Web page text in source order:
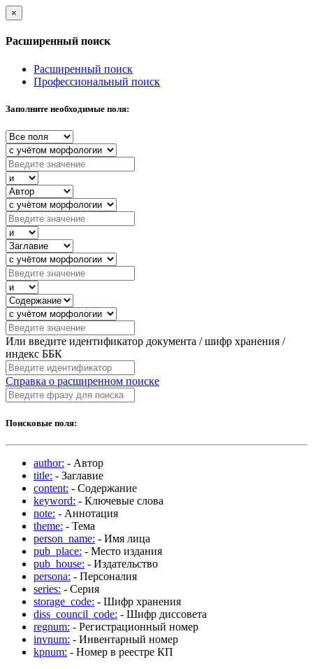
×
Расширенный поиск
Расширенный поиск
Профессиональный поиск
Заполните необходимые поля:
Или введите идентификатор документа / шифр хранения /
индекс ББК
Справка о расширенном поиске
Поисковые поля:
author: - Автор
title: - Заглавие
content: - Содержание
keyword: - Ключевые слова
note: - Аннотация
theme: - Тема
person_name: - Имя лица
pub_place: - Место издания
pub_house: - Издательство
persona: - Персоналия
series: - Серия
storage_code: - Шифр хранения
diss_council_code: - Шифр диссовета
regnum: - Регистрационный номер
invnum: - Инвентарный номер
kpnum: - Номер в реестре КП